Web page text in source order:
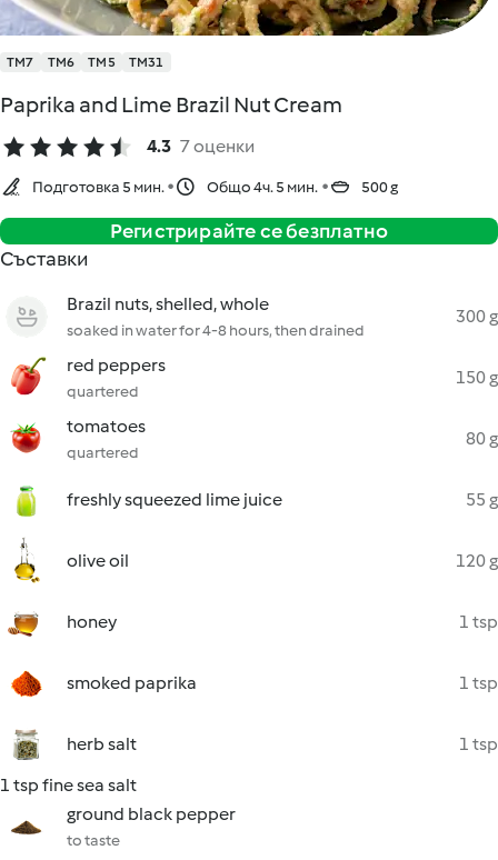
TM7 TM6 TM5 TM31
Paprika and Lime Brazil Nut Cream
4.3 7 оценки
Подготовка 5 мин. Общо 4ч. 5 мин. 500 g
Регистрирайте се безплатно
Съставки
Brazil nuts, shelled, whole
soaked in water for 4-8 hours, then drained
300 g
red peppers
quartered
150 g
tomatoes
quartered
80 g
freshly squeezed lime juice 55 g
olive oil 120 g
honey 1 tsp
smoked paprika 1 tsp
herb salt
1 tsp
1 tsp fine sea salt
ground black pepper
to taste